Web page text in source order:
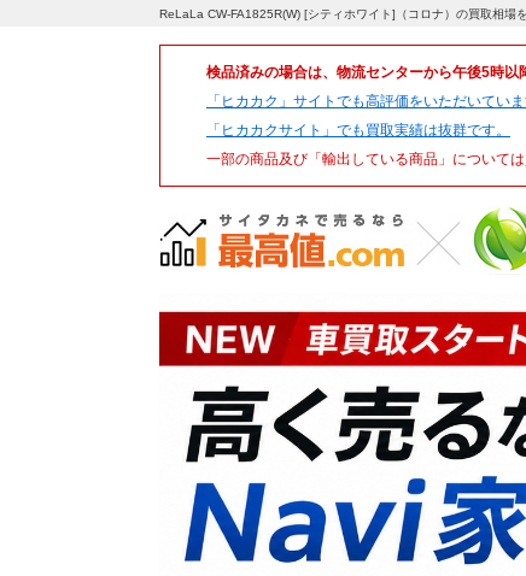
ReLaLa CW-FA1825R(W) [シティホワイト]（コロナ）の買取相場
検品済みの場合は、物流センターから午後5時
「ヒカカク」サイトでも高評価をいただいていま
「ヒカカクサイト」でも買取実績は抜群です。
一部の商品及び「輸出している商品」について